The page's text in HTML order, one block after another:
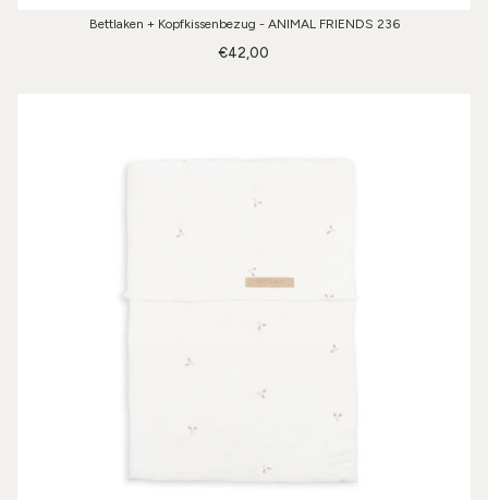
Bettlaken + Kopfkissenbezug - ANIMAL FRIENDS 236
€42,00